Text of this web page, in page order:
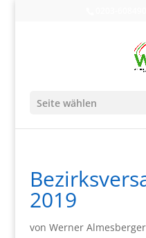
Seite wählen
2019
von Werner Almesberger